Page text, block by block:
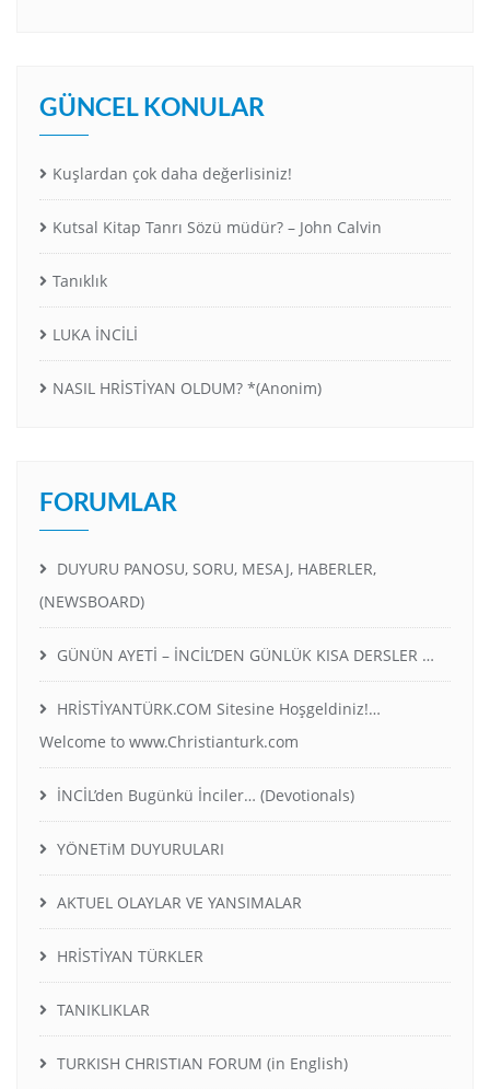
GÜNCEL KONULAR
Kuşlardan çok daha değerlisiniz!
Kutsal Kitap Tanrı Sözü müdür? – John Calvin
Tanıklık
LUKA İNCİLİ
NASIL HRİSTİYAN OLDUM? *(Anonim)
FORUMLAR
DUYURU PANOSU, SORU, MESAJ, HABERLER,
(NEWSBOARD)
GÜNÜN AYETİ – İNCİL’DEN GÜNLÜK KISA DERSLER …
HRİSTİYANTÜRK.COM Sitesine Hoşgeldiniz!…
Welcome to www.Christianturk.com
İNCİL’den Bugünkü İnciler… (Devotionals)
YÖNETiM DUYURULARI
AKTUEL OLAYLAR VE YANSIMALAR
HRİSTİYAN TÜRKLER
TANIKLIKLAR
TURKISH CHRISTIAN FORUM (in English)